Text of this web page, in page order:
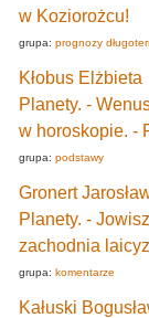
w Koziorożcu!
grupa: prognozy
Kłobus Elżbieta
Planety. -
w horoskopie. -
grupa: podstawy
Gronert
Planety. -
zachodnia
grupa: komentarze
Kałuski